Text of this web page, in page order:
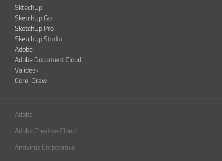
SktechUp
SketchUp Go
SketchUp Pro
SketchUp Studio
Adobe
Adobe Document Cloud
Validesk
Corel Draw
Adobe
Adobe Creative Cloud
Antivírus Corporativo